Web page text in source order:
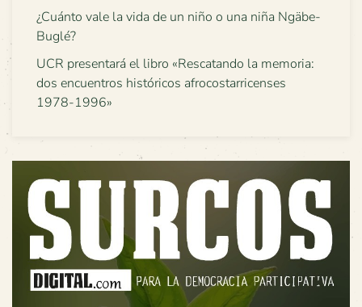
¿Cuánto vale la vida de un niño o una niña Ngäbe-
Buglé?
UCR presentará el libro «Rescatando la memoria:
dos encuentros históricos afrocostarricenses
1978-1996»